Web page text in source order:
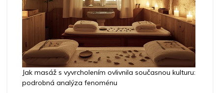
Jak masáž s vyvrcholením ovlivnila současnou kulturu:
podrobná analýza fenoménu